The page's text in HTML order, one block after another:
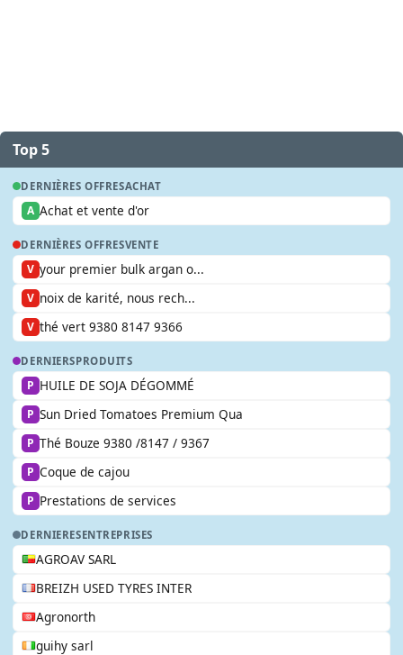
Top 5
DERNIÈRES OFFRESACHAT
A Achat et vente d'or
DERNIÈRES OFFRESVENTE
V your premier bulk argan o...
V noix de karité, nous rech...
V thé vert 9380 8147 9366
DERNIERSPRODUITS
P HUILE DE SOJA DÉGOMMÉ
P Sun Dried Tomatoes Premium Qua
P Thé Bouze 9380 /8147 / 9367
P Coque de cajou
P Prestations de services
DERNIERESENTREPRISES
AGROAV SARL
BREIZH USED TYRES INTER
Agronorth
guihy sarl